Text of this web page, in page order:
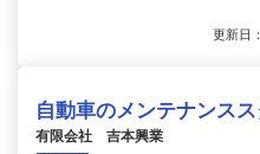
更新日
自動車のメンテナンス
有限会社 吉本興業